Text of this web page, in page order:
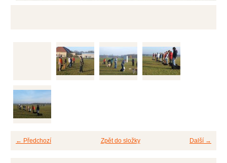
← Předchozí Další →
Zpět do složky